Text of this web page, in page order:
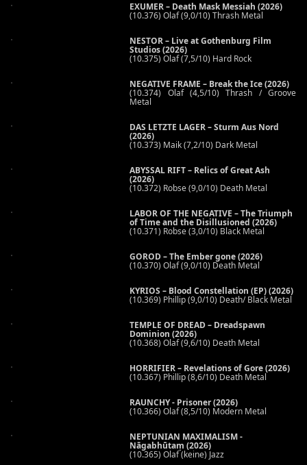
EXUMER – Death Mask Messiah (2026)
(10.376) Olaf (9,0/10) Thrash Metal
NESTOR – Live at Gothenburg Film
Studios (2026)
(10.375) Olaf (7,5/10) Hard Rock
NEGATIVE FRAME – Break the Ice (2026)
(10.374) Olaf (4,5/10) Thrash / Groove
Metal
DAS LETZTE LAGER – Sturm Aus Nord
(2026)
(10.373) Maik (7,2/10) Dark Metal
ABYSSAL RIFT – Relics of Great Ash
(2026)
(10.372) Robse (9,0/10) Death Metal
LABOR OF THE NEGATIVE – The Triumph
of Time and the Disillusioned (2026)
(10.371) Robse (3,0/10) Black Metal
GOROD – The Ember gone (2026)
(10.370) Olaf (9,0/10) Death Metal
KYRIOS – Blood Constellation (EP) (2026)
(10.369) Phillip (9,0/10) Death/ Black Metal
TEMPLE OF DREAD – Dreadspawn
Dominion (2026)
(10.368) Olaf (9,6/10) Death Metal
HORRIFIER – Revelations of Gore (2026)
(10.367) Phillip (8,6/10) Death Metal
RAUNCHY - Prisoner (2026)
(10.366) Olaf (8,5/10) Modern Metal
NEPTUNIAN MAXIMALISM -
Nāgabhūtaṃ (2026)
(10.365) Olaf (keine) Jazz